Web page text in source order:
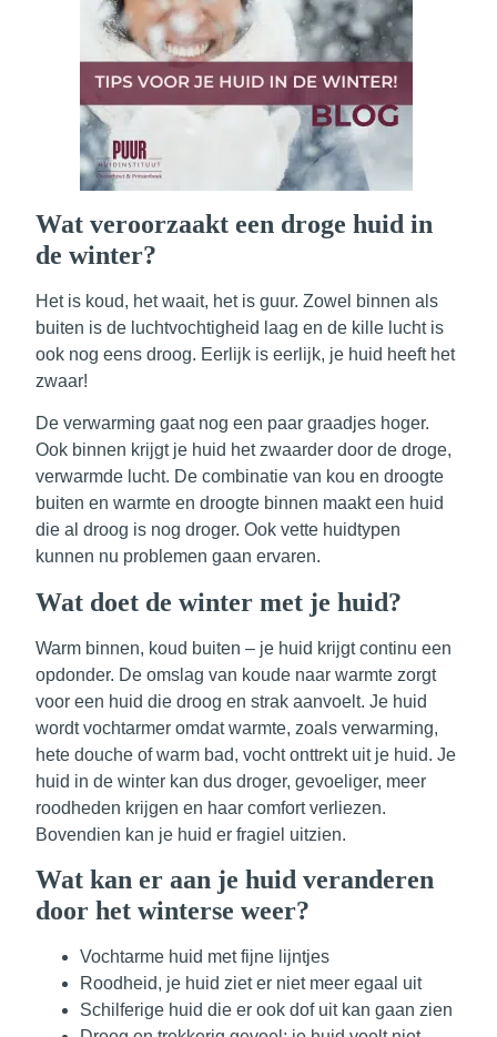
Wat veroorzaakt een droge huid in
de winter?
Het is koud, het waait, het is guur. Zowel binnen als
buiten is de luchtvochtigheid laag en de kille lucht is
ook nog eens droog. Eerlijk is eerlijk, je huid heeft het
zwaar!
De verwarming gaat nog een paar graadjes hoger.
Ook binnen krijgt je huid het zwaarder door de droge,
verwarmde lucht. De combinatie van kou en droogte
buiten en warmte en droogte binnen maakt een huid
die al droog is nog droger. Ook vette huidtypen
kunnen nu problemen gaan ervaren.
Wat doet de winter met je huid?
Warm binnen, koud buiten – je huid krijgt continu een
opdonder. De omslag van koude naar warmte zorgt
voor een huid die droog en strak aanvoelt. Je huid
wordt vochtarmer omdat warmte, zoals verwarming,
hete douche of warm bad, vocht onttrekt uit je huid. Je
huid in de winter kan dus droger, gevoeliger, meer
roodheden krijgen en haar comfort verliezen.
Bovendien kan je huid er fragiel uitzien.
Wat kan er aan je huid veranderen
door het winterse weer?
Vochtarme huid met fijne lijntjes
Roodheid, je huid ziet er niet meer egaal uit
Schilferige huid die er ook dof uit kan gaan zien